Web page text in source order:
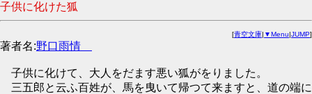
子供に化けた狐
[青空文庫| ▼Menu|JUMP]
著者名:野口雨情
子供に化けて、大人をだます悪い狐がをりました。
三五郎と云ふ百姓が、馬を曳いて帰つて来ますと、道の端に